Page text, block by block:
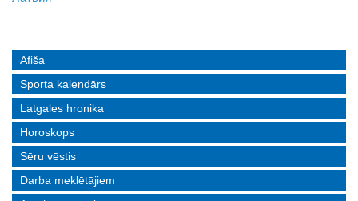
Afiša
Sporta kalendārs
Latgales hronika
Horoskops
Sēru vēstis
Darba meklētājiem